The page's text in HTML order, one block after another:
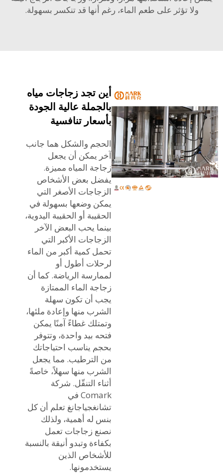
ولا تؤثر على طعم الماء، رغم أنها قد تنكسر بسهولة.
أين تجد زجاجات مياه
بالجملة عالية الجودة
بأسعار تنافسية
الحجم والشكل هما جانب
آخر يمكن أن يجعل
زجاجة المياه مميزة.
يفضل بعض الأشخاص
الزجاجات الأصغر التي
يمكن وضعها بسهولة في
الحقيبة أو الحقيبة اليدوية،
بينما يحب البعض الآخر
الزجاجات الأكبر التي
تحمل كمية أكبر من الماء
لرحلات أطول أو
لممارسة الرياضة. كما أن
زجاجة الماء الممتازة
يجب أن تكون سهلة
الشرب منها وإعادة ملئها،
وتمتلك غطاءً آمنًا يمكن
فتحه بيد واحدة، وتتوفر
بحجم يناسب احتياجاتك
من الترطيب. مما يجعل
الشرب منها سهلاً، خاصةً
أثناء التنقّل. شركة
Comark في
تشانغجياجانغ تعلم أن كل
بنس له أهمية، ولذلك
نصنع زجاجات تعمل
بكفاءة وتبدو أنيقة بالنسبة
للأشخاص الذين
يستخدمونها.